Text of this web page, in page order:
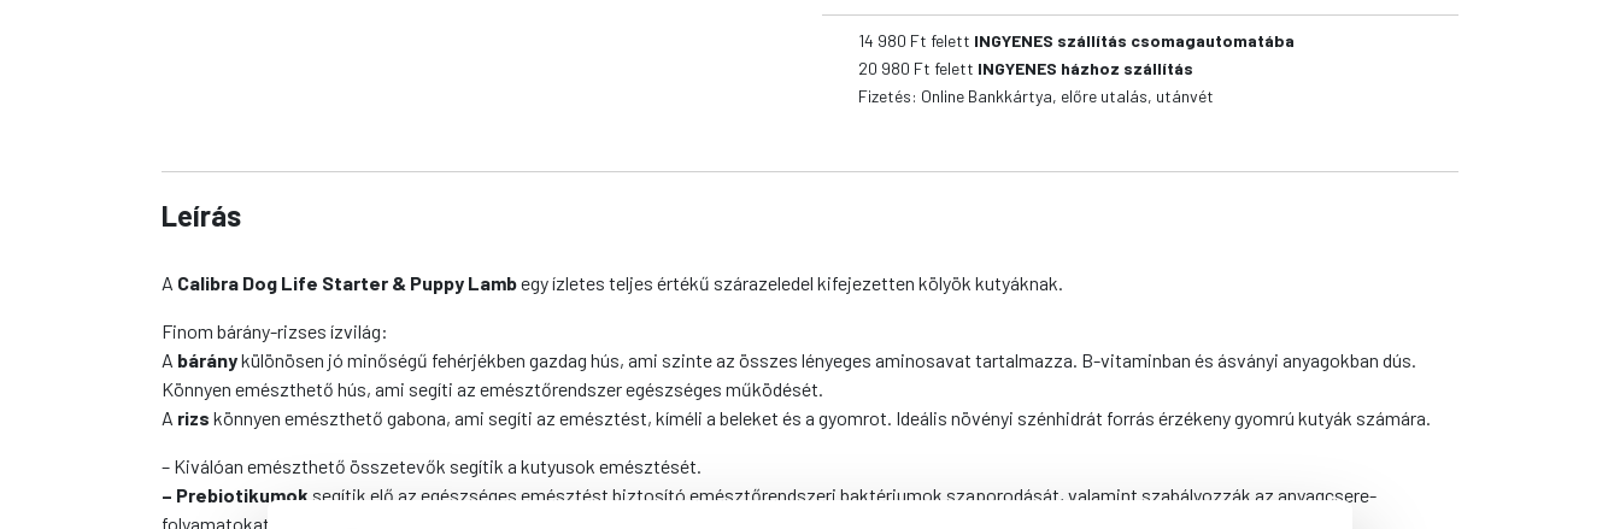
Puppy
Lamb
kutyatáp
mennyiség
14 980 Ft felett INGYENES szállítás csomagautomatába
20 980 Ft felett INGYENES házhoz szállítás
Fizetés: Online Bankkártya, előre utalás, utánvét
Leírás
A Calibra Dog Life Starter & Puppy Lambegy ízletes teljes értékű szárazeledel kifejezetten kölyök kutyáknak.
Finom bárány-rizses ízvilág:
A báránykülönösen jó minőségű fehérjékben gazdag hús, ami szinte az összes lényeges aminosavat tartalmazza. B-vitaminban és ásványi anyagokban dús.
Könnyen emészthető hús, ami segíti az emésztőrendszer egészséges működését.
A rizskönnyen emészthető gabona, ami segíti az emésztést, kíméli a beleket és a gyomrot. Ideális növényi szénhidrát forrás érzékeny gyomrú kutyák számára.
– Kiválóan emészthető összetevők segítik a kutyusok emésztését.
– Prebiotikumok segítik elő az egészséges emésztést biztosító emésztőrendszeri baktériumok szaporodását, valamint szabályozzák az anyagcsere-
folyamatokat.